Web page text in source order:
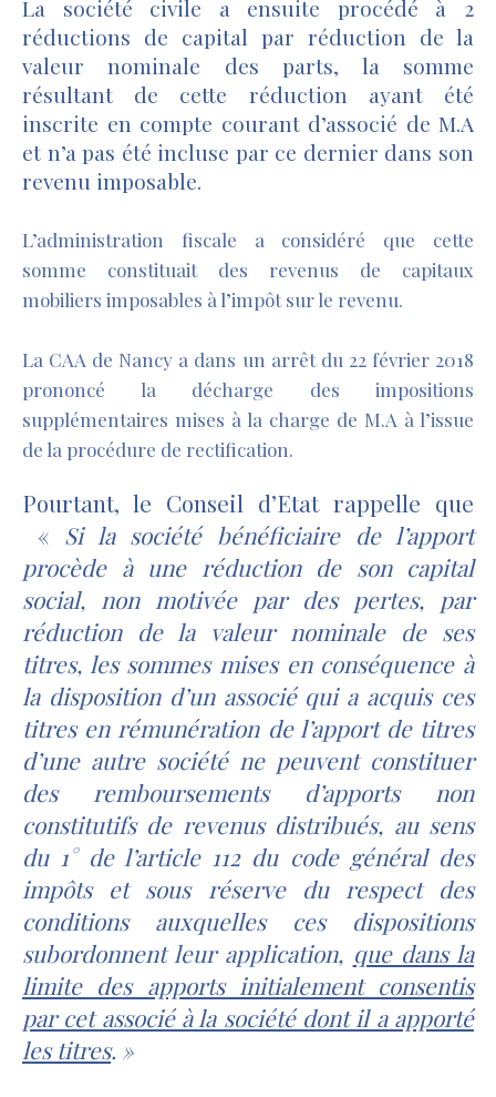
La société civile a ensuite procédé à 2
réductions de capital par réduction de la
valeur nominale des parts, la somme
résultant de cette réduction ayant été
inscrite en compte courant d’associé de M.A
et n’a pas été incluse par ce dernier dans son
revenu imposable.
L’administration fiscale a considéré que cette
somme constituait des revenus de capitaux
mobiliers imposables à l’impôt sur le revenu.
La CAA de Nancy a dans un arrêt du 22 février 2018
prononcé la décharge des impositions
supplémentaires mises à la charge de M.A à l’issue
de la procédure de rectification.
Pourtant, le Conseil d’Etat rappelle que
« Si la société bénéficiaire de l’apport
procède à une réduction de son capital
social, non motivée par des pertes, par
réduction de la valeur nominale de ses
titres, les sommes mises en conséquence à
la disposition d’un associé qui a acquis ces
titres en rémunération de l’apport de titres
d’une autre société ne peuvent constituer
des remboursements d’apports non
constitutifs de revenus distribués, au sens
du 1° de l’article 112 du code général des
impôts et sous réserve du respect des
conditions auxquelles ces dispositions
subordonnent leur application, que dans la
limite des apports initialement consentis
par cet associé à la société dont il a apporté
les titres. »